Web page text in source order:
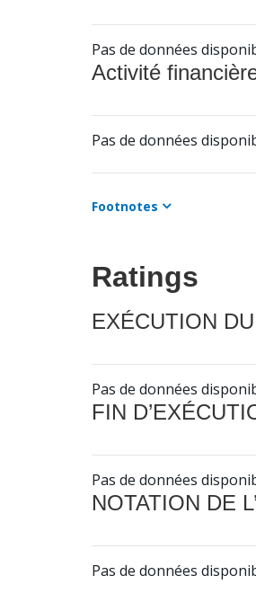
Pas de données
Activité
Pas de données
Footnotes
Ratings
EXÉCUTION
Pas de données
FIN
Pas de données
NOTATION DE
Pas de données